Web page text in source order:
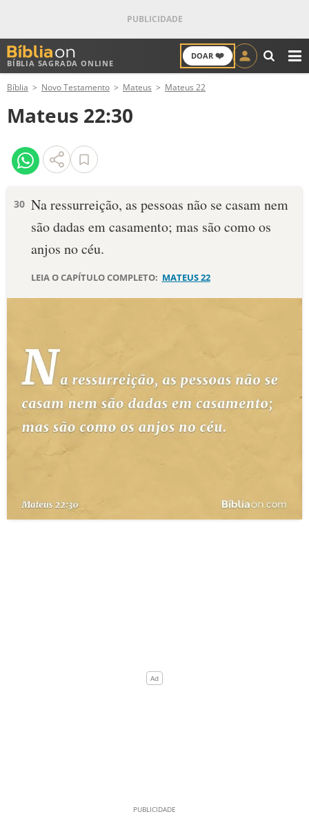
BÍBLIA SAGRADA ONLINE
DOAR ❤️
ANTIGO TESTAMENTO
NOVO TESTAMENTO
VERSÍCULOS
PALAVRA DO DIA
DEVOCIONAL DIÁRIO
ESTUDOS BÍBLICOS
ESBOÇOS DE PREGAÇÃO
PERGUNTE À BÍBLIA
TERMO BÍBLICO
Bíblia Novo Testamento Mateus Mateus 22
Mateus 22:30
30 Na ressurreição, as pessoas não se casam nem
são dadas em casamento; mas são como os
anjos no céu.
LEIA O CAPÍTULO COMPLETO: MATEUS 22